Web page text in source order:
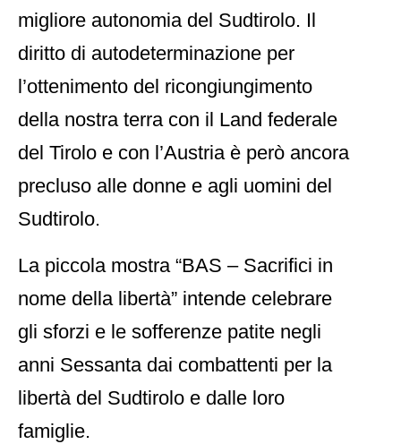
migliore autonomia del Sudtirolo. Il
diritto di autodeterminazione per
l’ottenimento del ricongiungimento
della nostra terra con il Land federale
del Tirolo e con l’Austria è però ancora
precluso alle donne e agli uomini del
Sudtirolo.
La piccola mostra “BAS – Sacrifici in
nome della libertà” intende celebrare
gli sforzi e le sofferenze patite negli
anni Sessanta dai combattenti per la
libertà del Sudtirolo e dalle loro
famiglie.